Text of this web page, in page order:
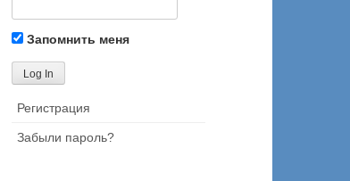
Запомнить меня
Регистрация
Забыли пароль?